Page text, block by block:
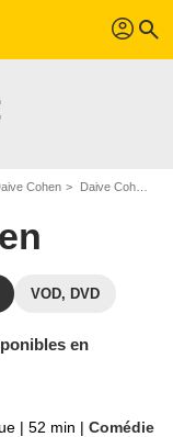
profil search
Cohen Daive Cohen : Films et séries online
VOD, DVD
en
| 52 min | Comédie